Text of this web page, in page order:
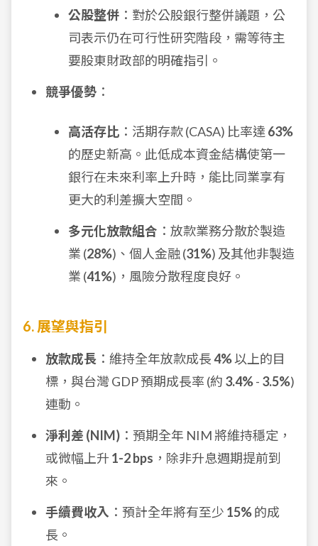
公股整併 ：對於公股銀行整併議題，公
司表示仍在可行性研究階段，需等待主
要股東財政部的明確指引。
競爭優勢 ：
高活存比 ：活期存款 (CASA) 比率達 63%
的歷史新高。此低成本資金結構使第一
銀行在未來利率上升時，能比同業享有
更大的利差擴大空間。
多元化放款組合 ：放款業務分散於製造
業 (28%)、個人金融 (31%) 及其他非製造
業 (41%)，風險分散程度良好。
6. 展望與指引
放款成長 ：維持全年放款成長4%以上的目
標，與台灣 GDP 預期成長率 (約 3.4%- 3.5%)
連動。
淨利差 (NIM) ：預期全年 NIM 將維持穩定，
或微幅上升 1-2 bps ，除非升息週期提前到
來。
手續費收入 ：預計全年將有至少 15%的成
長。